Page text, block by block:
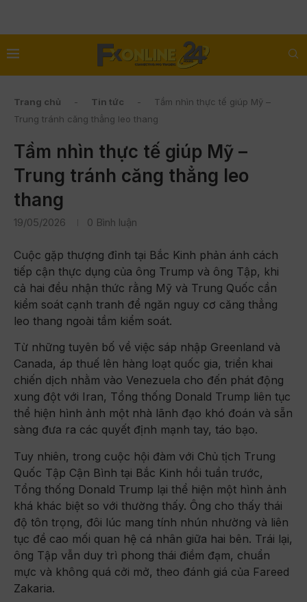
Trang chủ - Tin tức -
Tầm nhìn thực tế giúp Mỹ –
Trung tránh căng thẳng leo thang
Tầm nhìn thực tế giúp Mỹ –
Trung tránh căng thẳng leo
thang
19/05/2026 0 Bình luận
Cuộc gặp thượng đỉnh tại Bắc Kinh phản ánh cách
tiếp cận thực dụng của ông Trump và ông Tập, khi
cả hai đều nhận thức rằng Mỹ và Trung Quốc cần
kiểm soát cạnh tranh để ngăn nguy cơ căng thẳng
leo thang ngoài tầm kiểm soát.
Từ những tuyên bố về việc sáp nhập Greenland và
Canada, áp thuế lên hàng loạt quốc gia, triển khai
chiến dịch nhằm vào Venezuela cho đến phát động
xung đột với Iran, Tổng thống Donald Trump liên tục
thể hiện hình ảnh một nhà lãnh đạo khó đoán và sẵn
sàng đưa ra các quyết định mạnh tay, táo bạo.
Tuy nhiên, trong cuộc hội đàm với Chủ tịch Trung
Quốc Tập Cận Bình tại Bắc Kinh hồi tuần trước,
Tổng thống Donald Trump lại thể hiện một hình ảnh
khá khác biệt so với thường thấy. Ông cho thấy thái
độ tôn trọng, đôi lúc mang tính nhún nhường và liên
tục đề cao mối quan hệ cá nhân giữa hai bên. Trái lại,
ông Tập vẫn duy trì phong thái điềm đạm, chuẩn
mực và không quá cởi mở, theo đánh giá của Fareed
Zakaria.